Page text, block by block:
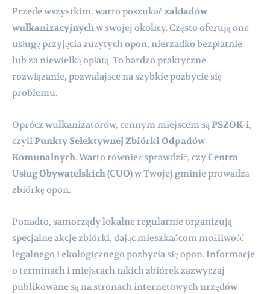
Przede wszystkim, warto poszukać zakładów
wulkanizacyjnychw swojej okolicy. Często oferują one
usługę przyjęcia zużytych opon, nierzadko bezpłatnie
lub za niewielką opłatą. To bardzo praktyczne
rozwiązanie, pozwalające na szybkie pozbycie się
problemu.
Oprócz wulkanizatorów, cennym miejscem są PSZOK-i,
czyliPunkty Selektywnej Zbiórki Odpadów
Komunalnych. Warto również sprawdzić, czyCentra
Usług Obywatelskich (CUO)w Twojej gminie prowadzą
zbiórkę opon.
Ponadto, samorządy lokalne regularnie organizują
specjalne akcje zbiórki, dając mieszkańcom możliwość
legalnego i ekologicznego pozbycia się opon. Informacje
o terminach i miejscach takich zbiórek zazwyczaj
publikowane są na stronach internetowych urzędów